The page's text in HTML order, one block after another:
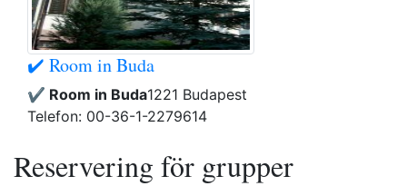
✔️ Room in Buda
✔️ Room in Buda1221 Budapest
Telefon: 00-36-1-2279614
Reservering för grupper